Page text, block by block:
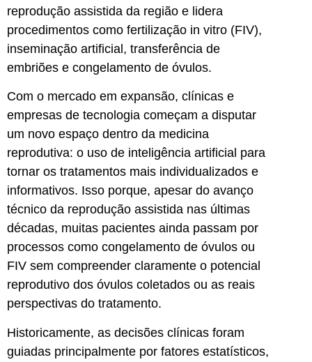
reprodução assistida da região e lidera
procedimentos como fertilização in vitro (FIV),
inseminação artificial, transferência de
embriões e congelamento de óvulos.
Com o mercado em expansão, clínicas e
empresas de tecnologia começam a disputar
um novo espaço dentro da medicina
reprodutiva: o uso de inteligência artificial para
tornar os tratamentos mais individualizados e
informativos. Isso porque, apesar do avanço
técnico da reprodução assistida nas últimas
décadas, muitas pacientes ainda passam por
processos como congelamento de óvulos ou
FIV sem compreender claramente o potencial
reprodutivo dos óvulos coletados ou as reais
perspectivas do tratamento.
Historicamente, as decisões clínicas foram
guiadas principalmente por fatores estatísticos,